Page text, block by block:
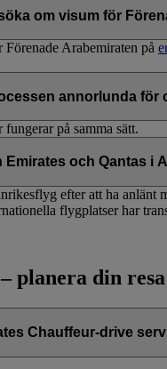
om visum för
Arabemiraten på
annorlunda för
på samma sätt.
Emirates och Qantas i
efter att ha anlänt
flygplatser har
planera din resa
Chauffeur-drive